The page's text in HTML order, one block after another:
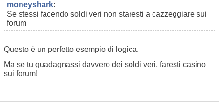
moneyshark:
Se stessi facendo soldi veri non staresti a cazzeggiare sui
forum
Questo è un perfetto esempio di logica.
Ma se tu guadagnassi davvero dei soldi veri, faresti casino
sui forum!